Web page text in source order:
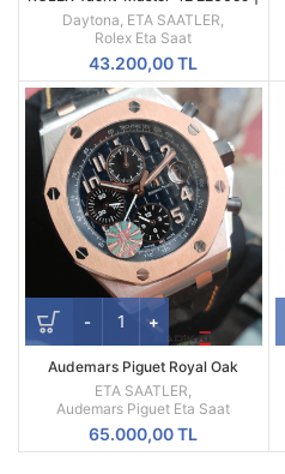
Siyah Kadran & Oysterflex | 1:1
Super Clone ETA Saat
Daytona, ETA SAATLER,
Rolex Eta Saat
43.200,00TL
Audemars Piguet Royal Oak
Offshore 1:1 En İyi Üretim ETA
ETA SAATLER
Audemars Piguet Eta Saat
65.000,00TL